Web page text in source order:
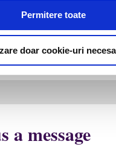
Permitere toate
doar cookie-uri
expired – employers
RON 20,000 for not
Online
a message